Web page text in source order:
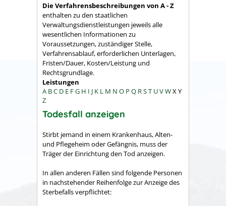
Die Verfahrensbeschreibungen von A - Z
enthalten zu den staatlichen
Verwaltungsdienstleistungen jeweils alle
wesentlichen Informationen zu
Voraussetzungen, zuständiger Stelle,
Verfahrensablauf, erforderlichen Unterlagen,
Fristen/Dauer, Kosten/Leistung und
Rechtsgrundlage.
Leistungen
A BC D E FG H I J K L M N O P Q RST UVWX Y
Z
Todesfall anzeigen
Stirbt jemand in einem Krankenhaus, Alten-
und Pflegeheim oder Gefängnis, muss der
Träger der Einrichtung den Tod anzeigen.
In allen anderen Fällen sind folgende Personen
in nachstehender Reihenfolge zur Anzeige des
Sterbefalls verpflichtet: